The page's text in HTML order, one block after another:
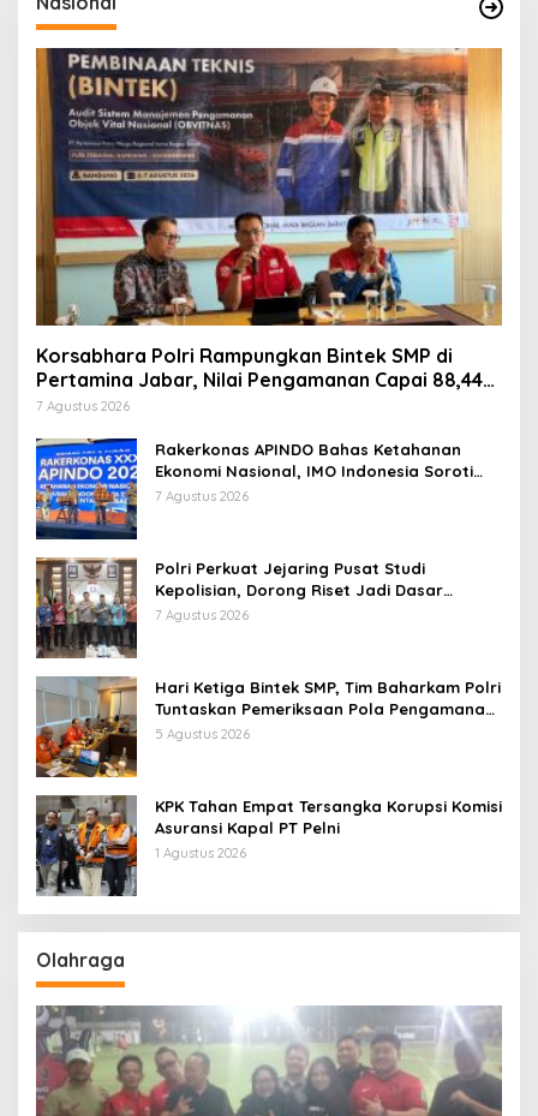
Korsabhara Polri Rampungkan Bintek SMP di
Pertamina Jabar, Nilai Pengamanan Capai 88,44
Persen
7 Agustus 2026
Rakerkonas APINDO Bahas Ketahanan
Ekonomi Nasional, IMO Indonesia Soroti
Pentingnya Kolaborasi Lintas Sektor
7 Agustus 2026
Polri Perkuat Jejaring Pusat Studi
Kepolisian, Dorong Riset Jadi Dasar
Kebijakan dan Inovasi
7 Agustus 2026
Hari Ketiga Bintek SMP, Tim Baharkam Polri
Tuntaskan Pemeriksaan Pola Pengamanan
Pertamina Patra Niaga Jabar
5 Agustus 2026
KPK Tahan Empat Tersangka Korupsi Komisi
Asuransi Kapal PT Pelni
1 Agustus 2026
Olahraga